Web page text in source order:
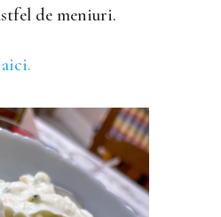
de meniuri.